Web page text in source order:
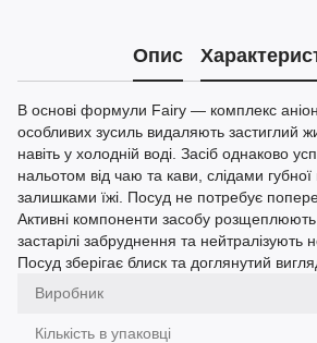
Опис
В основі формули Fairy — комплекс
особливих зусиль видаляють застиглий
навіть у холодній воді. Засіб однаково
нальотом від чаю та кави, слідами
залишками їжі. Посуд не потребує
Активні компоненти засобу
застарілі забруднення та нейтралізують
Посуд зберігає блиск та доглянутий
Виробник
Кількість в упаковці